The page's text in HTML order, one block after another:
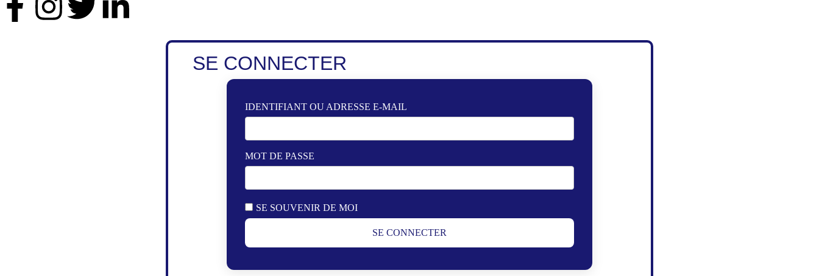
SE CONNECTER
IDENTIFIANT OU ADRESSE E-MAIL
MOT DE PASSE
SE SOUVENIR DE MOI
SE CONNECTER